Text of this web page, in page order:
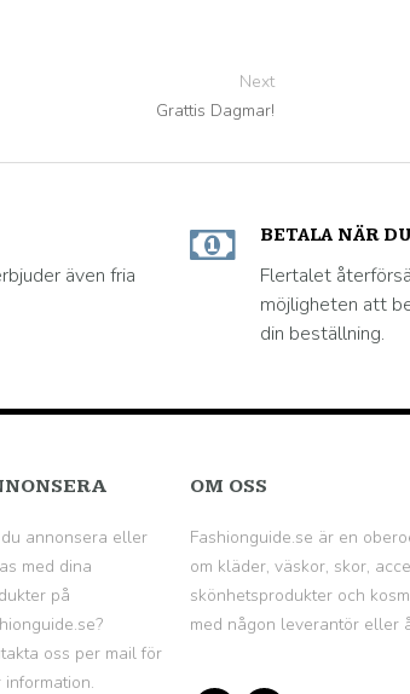
Next
Grattis Dagmar!
även fria
BETALA NÄR
Flertalet
möjligheten att
din beställning.
annonsera eller
med dina
på
oss per mail för
information.
OM OSS
Fashionguide.se är en
om kläder, väskor, skor,
skönhetsprodukter och
med någon leverantör eller